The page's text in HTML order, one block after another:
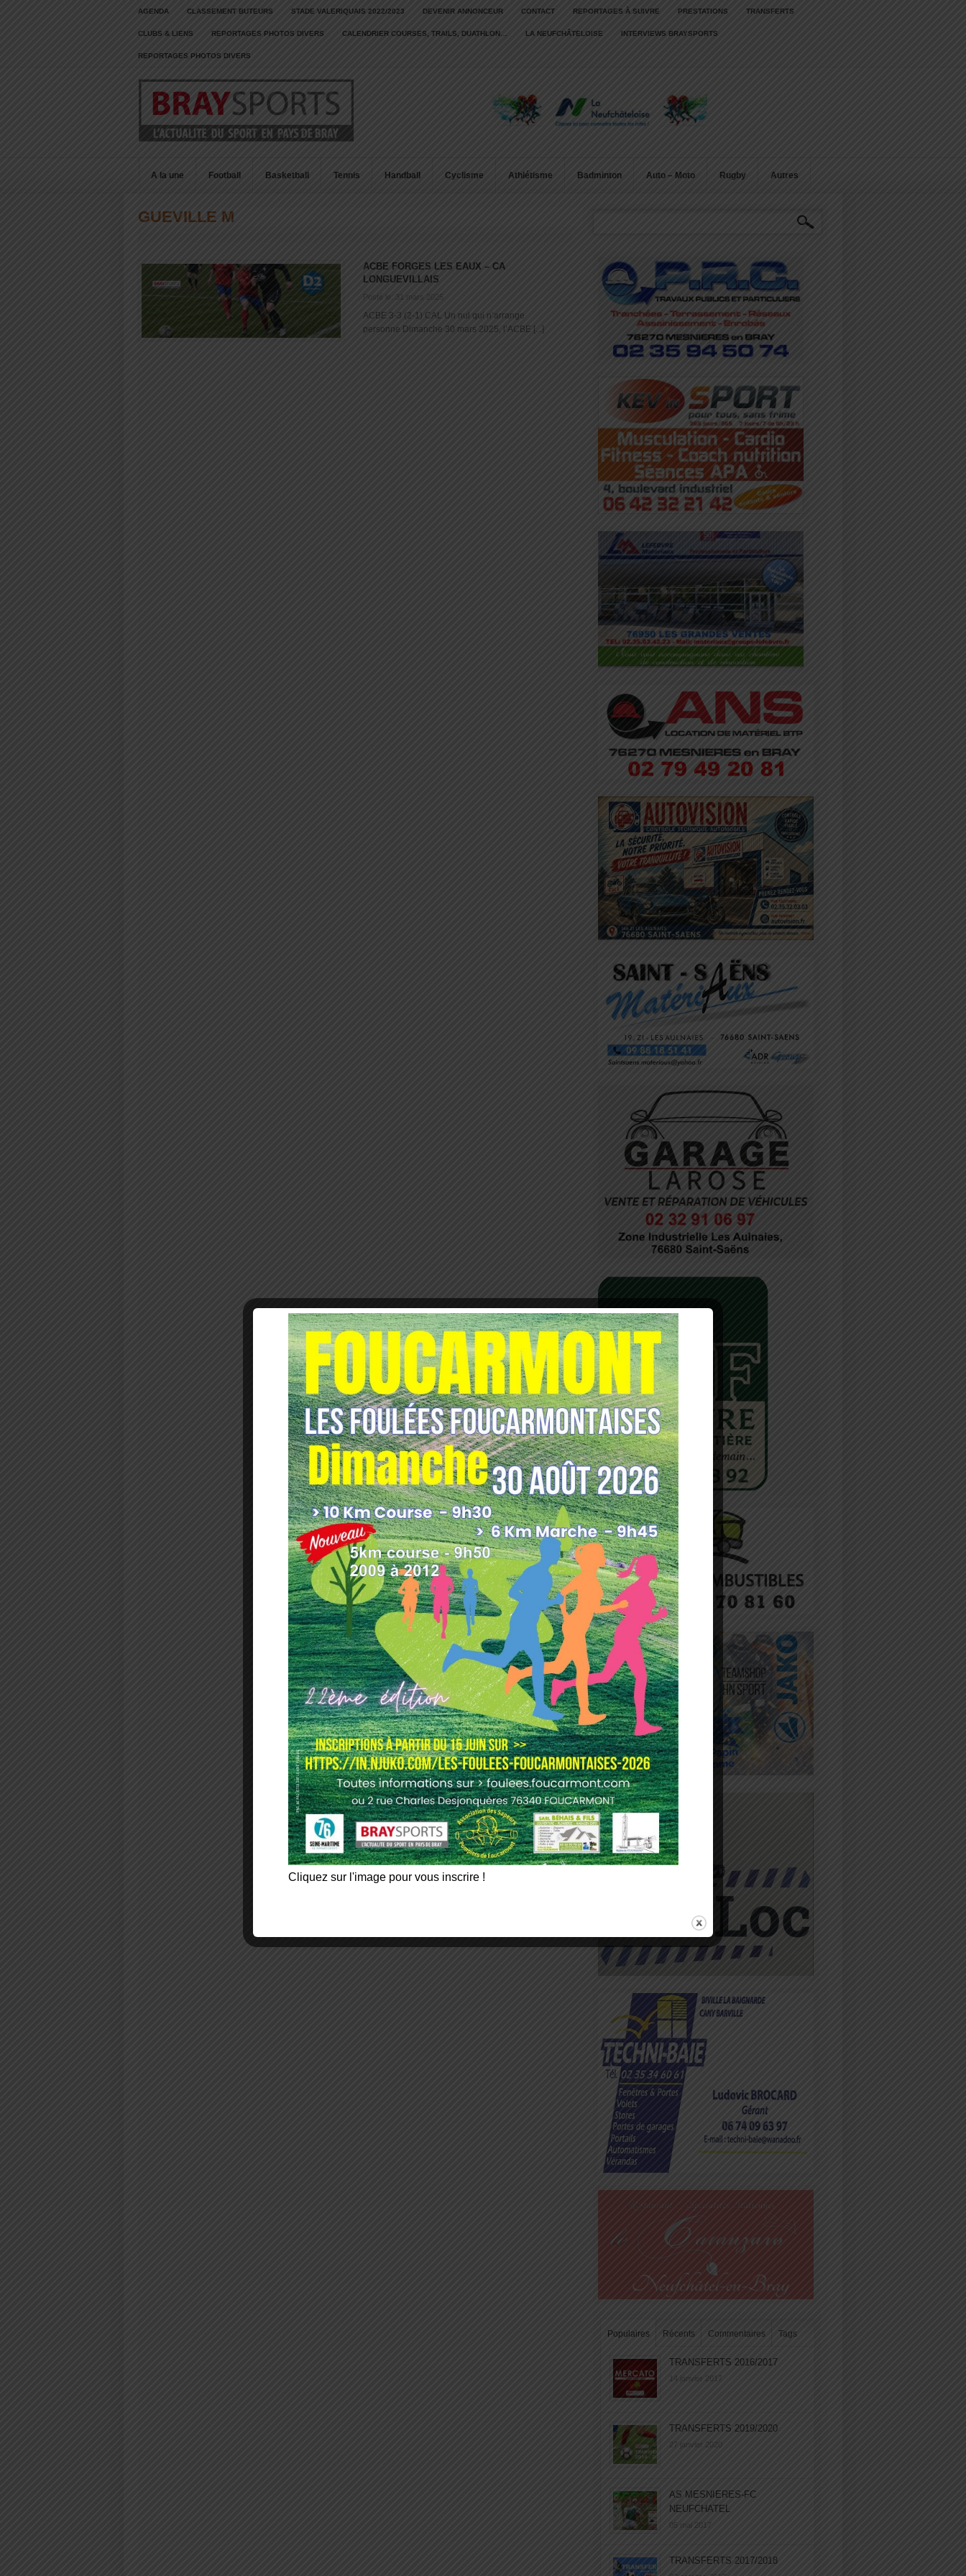
AGENDA CLASSEMENT BUTEURS STADE VALERIQUAIS 2022/2023 DEVENIR ANNONCEUR CONTACT REPORTAGES À SUIVRE PRESTATIONS TRANSFERTS
CLUBS & LIENS REPORTAGES PHOTOS DIVERS CALENDRIER COURSES, TRAILS, DUATHLON… LA NEUFCHÂTELOISE INTERVIEWS BRAYSPORTS
REPORTAGES PHOTOS DIVERS
A la une Football Basketball Tennis Handball Cyclisme Athlétisme Badminton Auto – Moto Rugby Autres
GUEVILLE M
ACBE FORGES LES EAUX – CA
LONGUEVILLAIS
Posté le: 31 mars 2025
ACBE 3-3 (2-1) CAL Un nul qui n’arrange
personne Dimanche 30 mars 2025, l’ACBE [...]
Populaires Récents Commentaires Tags
TRANSFERTS 2016/2017
14 janvier 2017
TRANSFERTS 2019/2020
27 janvier 2020
AS MESNIERES-FC
NEUFCHATEL
05 mai 2017
TRANSFERTS 2017/2018
Cliquez sur l'image pour vous inscrire !